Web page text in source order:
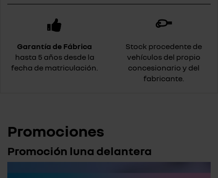
Garantía de Fábrica
hasta 5 años desde la
fecha de matriculación.
Stock procedente de
vehículos del propio
concesionario y del
fabricante.
Promociones
Promoción luna delantera